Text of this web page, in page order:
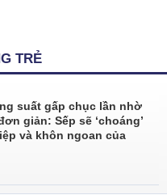
TRẺ
suất gấp chục lần nhờ
giản: Sếp sẽ ‘choáng’
và khôn ngoan của